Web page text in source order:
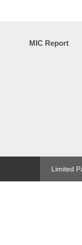
MIC Report
Limited